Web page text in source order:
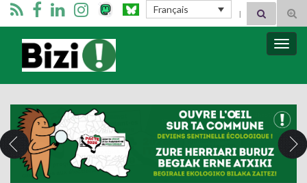
Français Search for:
Bizimugi